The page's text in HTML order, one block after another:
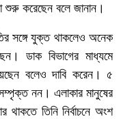
শুরু করেছেন বলে জানান।
সঙ্গে যুক্ত থাকলেও অনেক
ডাক বিভাগের মাধ্যমে
বলেও দাবি করেন। ৫
নন। এলাকার মানুষের
থাকতে তিনি নির্বাচনে অংশ